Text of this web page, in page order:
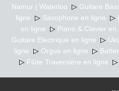
Namur | Waterloo ▷ Guitare
ligne ▷ Saxophone en ligne ▷
en ligne ▷ Piano & Clavier en
Guitare Electrique en ligne ▷
ligne ▷ Orgue en ligne ▷
▷ Flûte Traversière en ligne ▷